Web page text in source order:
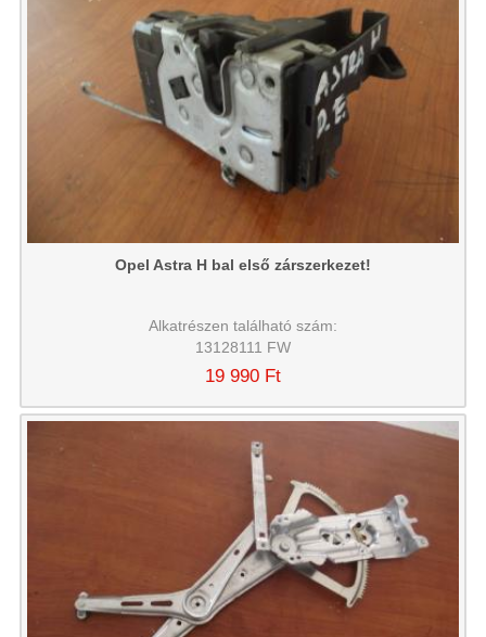
Opel Astra H bal első zárszerkezet!
Alkatrészen található szám:
13128111 FW
19 990 Ft